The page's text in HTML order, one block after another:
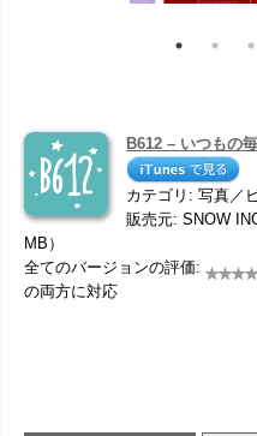
B612 – いつもの
カテゴリ: 写真／
販売元: SNOW
MB）
全てのバージョンの評価:
の両方に対応